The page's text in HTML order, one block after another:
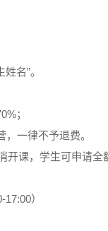
名”。
；
一律不予退费。
开课，学生可申请全
）